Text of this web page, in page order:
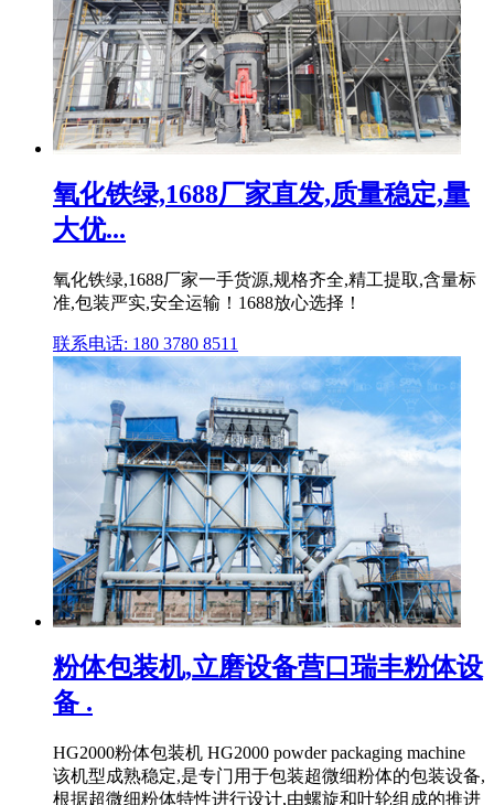
氧化铁绿,1688厂家直发,质量稳定,量
大优...
氧化铁绿,1688厂家一手货源,规格齐全,精工提取,含量标
准,包装严实,安全运输！1688放心选择！
联系电话: 180 3780 8511
粉体包装机,立磨设备营口瑞丰粉体设
备 .
HG2000粉体包装机 HG2000 powder packaging machine
该机型成熟稳定,是专门用于包装超微细粉体的包装设备,
根据超微细粉体特性进行设计,由螺旋和叶轮组成的推进